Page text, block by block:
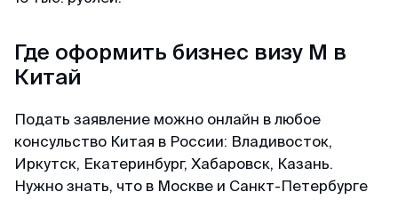
Где оформить бизнес визу М в
Китай
Подать заявление можно онлайн в любое
консульство Китая в России: Владивосток,
Иркутск, Екатеринбург, Хабаровск, Казань.
Нужно знать, что в Москве и Санкт-Петербурге